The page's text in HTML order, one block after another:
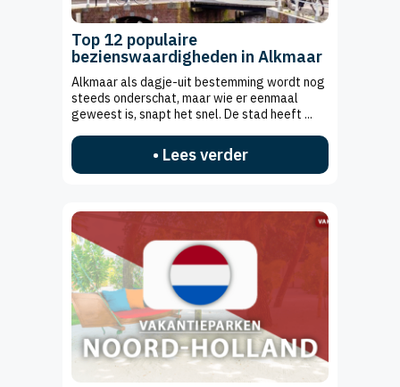
Top 12 populaire
bezienswaardigheden in Alkmaar
Alkmaar als dagje-uit bestemming wordt nog
steeds onderschat, maar wie er eenmaal
geweest is, snapt het snel. De stad heeft ...
• Lees verder